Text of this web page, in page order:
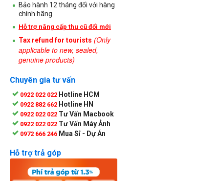
Bảo hành 12 tháng đối với hàng
chính hãng
Hỗ trợ nâng cấp thu cũ đổi mới
Tax refund for tourists (Only
applicable to new, sealed,
genuine products)
Chuyên gia tư vấn
0922 022 022 Hotline HCM
0922 882 662 Hotline HN
0922 022 022 Tư Vấn Macbook
0922 022 022 Tư Vấn Máy Ảnh
0972 666 246 Mua Sỉ - Dự Án
Hỗ trợ trả góp